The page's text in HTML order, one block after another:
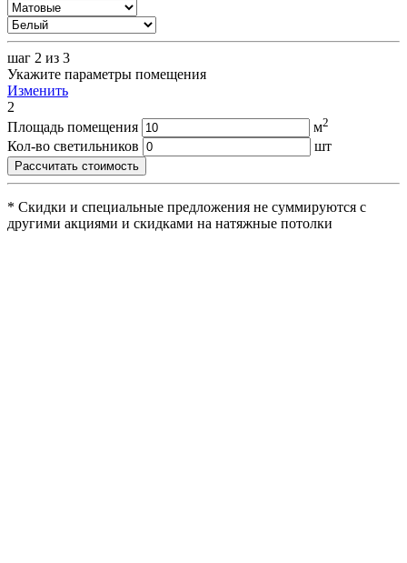
шаг 2 из 3
Укажите параметры помещения
Изменить
2
Площадь помещения
м2
Кол-во светильников шт
Рассчитать стоимость
* Скидки и специальные предложения не суммируются с
другими акциями и скидками на натяжные потолки